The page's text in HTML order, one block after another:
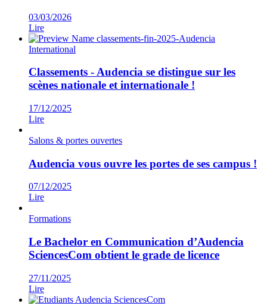
03/03/2026
Lire
International
Classements - Audencia se distingue sur les
scènes nationale et internationale !
17/12/2025
Lire
Salons & portes ouvertes
Audencia vous ouvre les portes de ses campus !
07/12/2025
Lire
Formations
Le Bachelor en Communication d’Audencia
SciencesCom obtient le grade de licence
27/11/2025
Lire